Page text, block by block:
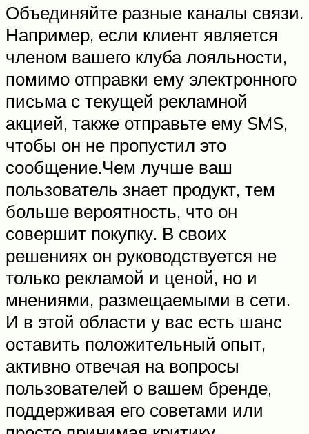
Объединяйте разные каналы связи.
Например, если клиент является
членом вашего клуба лояльности,
помимо отправки ему электронного
письма с текущей рекламной
акцией, также отправьте ему SMS,
чтобы он не пропустил это
сообщение.Чем лучше ваш
пользователь знает продукт, тем
больше вероятность, что он
совершит покупку. В своих
решениях он руководствуется не
только рекламой и ценой, но и
мнениями, размещаемыми в сети.
И в этой области у вас есть шанс
оставить положительный опыт,
активно отвечая на вопросы
пользователей о вашем бренде,
поддерживая его советами или